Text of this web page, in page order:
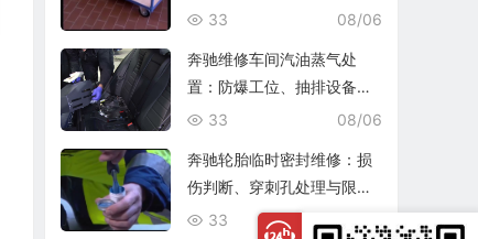
复查
08/06
33
奔驰维修车间汽油蒸气处
置：防爆工位、抽排设备与
燃油收集
08/06
33
奔驰轮胎临时密封维修：损
伤判断、穿刺孔处理与限速
复查
08/06
33